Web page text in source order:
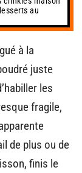
au
à la
juste
les
fragile,
de plus ou de
finis le